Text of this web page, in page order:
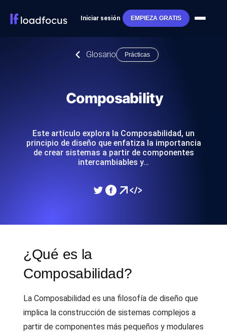
Iniciar sesión EMPIEZA GRATIS
Glosario Prácticas
Composability
Este artículo explora la Composabilidad, un
principio de diseño que enfatiza la importancia
de crear sistemas a partir de componentes
intercambiables y…
¿Qué es la
Composabilidad?
La Composabilidad es una filosofía de diseño que
implica la construcción de sistemas complejos a
partir de componentes más pequeños y modulares